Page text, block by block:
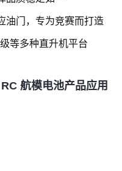
油门，专为竞赛而打造
等多种直升机平台
航模电池产品应用